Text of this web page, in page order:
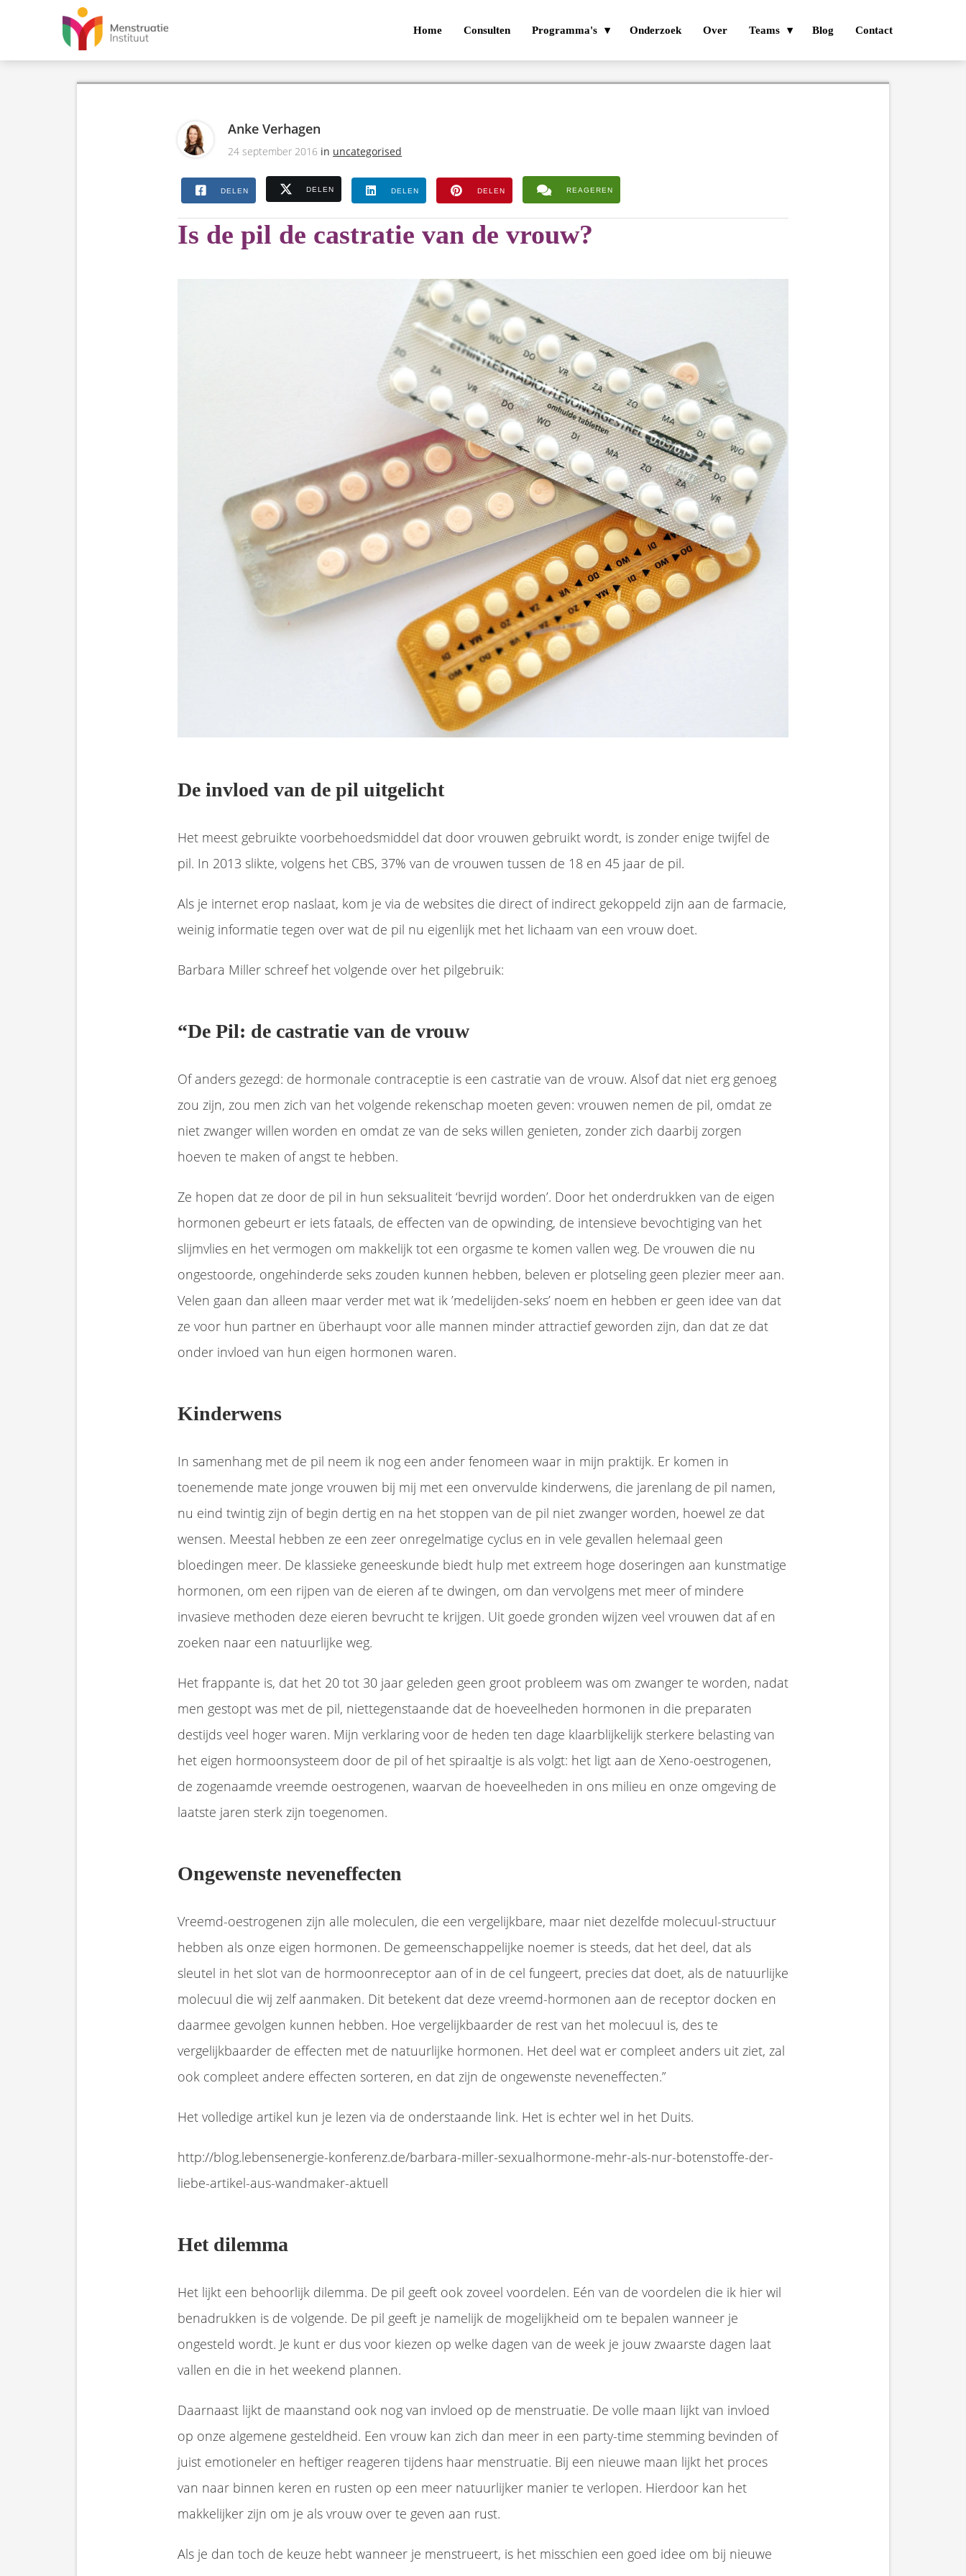
Home Consulten Programma's Onderzoek Over Teams Blog Contact
Anke Verhagen
24 september 2016 in uncategorised
DELEN DELEN DELEN DELEN REAGEREN
Is de pil de castratie van de vrouw?
De invloed van de pil uitgelicht
Het meest gebruikte voorbehoedsmiddel dat door vrouwen gebruikt wordt, is zonder enige twijfel de
pil. In 2013 slikte, volgens het CBS, 37% van de vrouwen tussen de 18 en 45 jaar de pil.
Als je internet erop naslaat, kom je via de websites die direct of indirect gekoppeld zijn aan de farmacie,
weinig informatie tegen over wat de pil nu eigenlijk met het lichaam van een vrouw doet.
Barbara Miller schreef het volgende over het pilgebruik:
“De Pil: de castratie van de vrouw
Of anders gezegd: de hormonale contraceptie is een castratie van de vrouw. Alsof dat niet erg genoeg
zou zijn, zou men zich van het volgende rekenschap moeten geven: vrouwen nemen de pil, omdat ze
niet zwanger willen worden en omdat ze van de seks willen genieten, zonder zich daarbij zorgen
hoeven te maken of angst te hebben.
Ze hopen dat ze door de pil in hun seksualiteit ‘bevrijd worden’. Door het onderdrukken van de eigen
hormonen gebeurt er iets fataals, de effecten van de opwinding, de intensieve bevochtiging van het
slijmvlies en het vermogen om makkelijk tot een orgasme te komen vallen weg. De vrouwen die nu
ongestoorde, ongehinderde seks zouden kunnen hebben, beleven er plotseling geen plezier meer aan.
Velen gaan dan alleen maar verder met wat ik ’medelijden-seks’ noem en hebben er geen idee van dat
ze voor hun partner en überhaupt voor alle mannen minder attractief geworden zijn, dan dat ze dat
onder invloed van hun eigen hormonen waren.
Kinderwens
In samenhang met de pil neem ik nog een ander fenomeen waar in mijn praktijk. Er komen in
toenemende mate jonge vrouwen bij mij met een onvervulde kinderwens, die jarenlang de pil namen,
nu eind twintig zijn of begin dertig en na het stoppen van de pil niet zwanger worden, hoewel ze dat
wensen. Meestal hebben ze een zeer onregelmatige cyclus en in vele gevallen helemaal geen
bloedingen meer. De klassieke geneeskunde biedt hulp met extreem hoge doseringen aan kunstmatige
hormonen, om een rijpen van de eieren af te dwingen, om dan vervolgens met meer of mindere
invasieve methoden deze eieren bevrucht te krijgen. Uit goede gronden wijzen veel vrouwen dat af en
zoeken naar een natuurlijke weg.
Het frappante is, dat het 20 tot 30 jaar geleden geen groot probleem was om zwanger te worden, nadat
men gestopt was met de pil, niettegenstaande dat de hoeveelheden hormonen in die preparaten
destijds veel hoger waren. Mijn verklaring voor de heden ten dage klaarblijkelijk sterkere belasting van
het eigen hormoonsysteem door de pil of het spiraaltje is als volgt: het ligt aan de Xeno-oestrogenen,
de zogenaamde vreemde oestrogenen, waarvan de hoeveelheden in ons milieu en onze omgeving de
laatste jaren sterk zijn toegenomen.
Ongewenste neveneffecten
Vreemd-oestrogenen zijn alle moleculen, die een vergelijkbare, maar niet dezelfde molecuul-structuur
hebben als onze eigen hormonen. De gemeenschappelijke noemer is steeds, dat het deel, dat als
sleutel in het slot van de hormoonreceptor aan of in de cel fungeert, precies dat doet, als de natuurlijke
molecuul die wij zelf aanmaken. Dit betekent dat deze vreemd-hormonen aan de receptor docken en
daarmee gevolgen kunnen hebben. Hoe vergelijkbaarder de rest van het molecuul is, des te
vergelijkbaarder de effecten met de natuurlijke hormonen. Het deel wat er compleet anders uit ziet, zal
ook compleet andere effecten sorteren, en dat zijn de ongewenste neveneffecten.”
Het volledige artikel kun je lezen via de onderstaande link. Het is echter wel in het Duits.
http://blog.lebensenergie-konferenz.de/barbara-miller-sexualhormone-mehr-als-nur-botenstoffe-der-
liebe-artikel-aus-wandmaker-aktuell
Het dilemma
Het lijkt een behoorlijk dilemma. De pil geeft ook zoveel voordelen. Eén van de voordelen die ik hier wil
benadrukken is de volgende. De pil geeft je namelijk de mogelijkheid om te bepalen wanneer je
ongesteld wordt. Je kunt er dus voor kiezen op welke dagen van de week je jouw zwaarste dagen laat
vallen en die in het weekend plannen.
Daarnaast lijkt de maanstand ook nog van invloed op de menstruatie. De volle maan lijkt van invloed
op onze algemene gesteldheid. Een vrouw kan zich dan meer in een party-time stemming bevinden of
juist emotioneler en heftiger reageren tijdens haar menstruatie. Bij een nieuwe maan lijkt het proces
van naar binnen keren en rusten op een meer natuurlijker manier te verlopen. Hierdoor kan het
makkelijker zijn om je als vrouw over te geven aan rust.
Als je dan toch de keuze hebt wanneer je menstrueert, is het misschien een goed idee om bij nieuwe